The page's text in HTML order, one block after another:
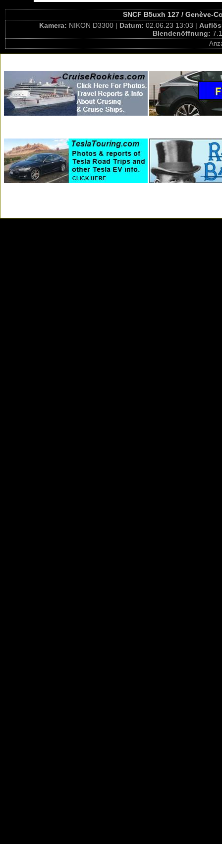
SNCF B5uxh 127 / Genève-
Kamera: NIKON D3300 | Datum: 02.06.23 13:03 |
Blendenöffnung: